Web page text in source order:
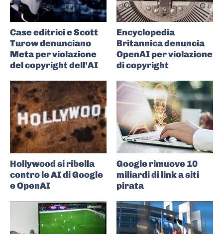
Case editrici e Scott
Turow denunciano
Meta per violazione
del copyright dell’AI
Encyclopedia
Britannica denuncia
OpenAI per violazione
di copyright
Hollywood si ribella
contro le AI di Google
e OpenAI
Google rimuove 10
miliardi di link a siti
pirata